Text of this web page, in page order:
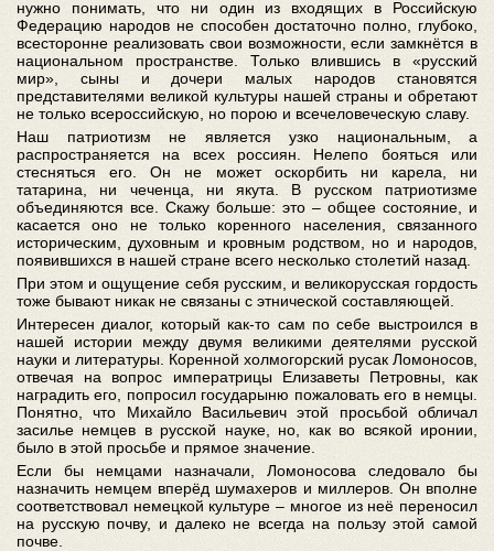
нужно понимать, что ни один из входящих в Российскую
Федерацию народов не способен достаточно полно, глубоко,
всесторонне реализовать свои возможности, если замкнётся в
национальном пространстве. Только влившись в «русский
мир», сыны и дочери малых народов становятся
представителями великой культуры нашей страны и обретают
не только всероссийскую, но порою и всечеловеческую славу.
Наш патриотизм не является узко национальным, а
распространяется на всех россиян. Нелепо бояться или
стесняться его. Он не может оскорбить ни карела, ни
татарина, ни чеченца, ни якута. В русском патриотизме
объединяются все. Скажу больше: это – общее состояние, и
касается оно не только коренного населения, связанного
историческим, духовным и кровным родством, но и народов,
появившихся в нашей стране всего несколько столетий назад.
При этом и ощущение себя русским, и великорусская гордость
тоже бывают никак не связаны с этнической составляющей.
Интересен диалог, который как-то сам по себе выстроился в
нашей истории между двумя великими деятелями русской
науки и литературы. Коренной холмогорский русак Ломоносов,
отвечая на вопрос императрицы Елизаветы Петровны, как
наградить его, попросил государыню пожаловать его в немцы.
Понятно, что Михайло Васильевич этой просьбой обличал
засилье немцев в русской науке, но, как во всякой иронии,
было в этой просьбе и прямое значение.
Если бы немцами назначали, Ломоносова следовало бы
назначить немцем вперёд шумахеров и миллеров. Он вполне
соответствовал немецкой культуре – многое из неё переносил
на русскую почву, и далеко не всегда на пользу этой самой
почве.